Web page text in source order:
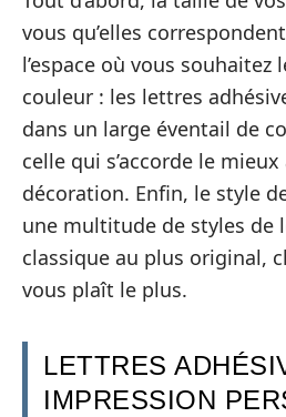
vous qu’elles
l’espace où vous souhaitez
couleur : les lettres
dans un large éventail de
celle qui s’accorde le
décoration. Enfin, le style
une multitude de styles de
classique au plus original,
vous plaît le plus.
LETTRES
IMPRESSION